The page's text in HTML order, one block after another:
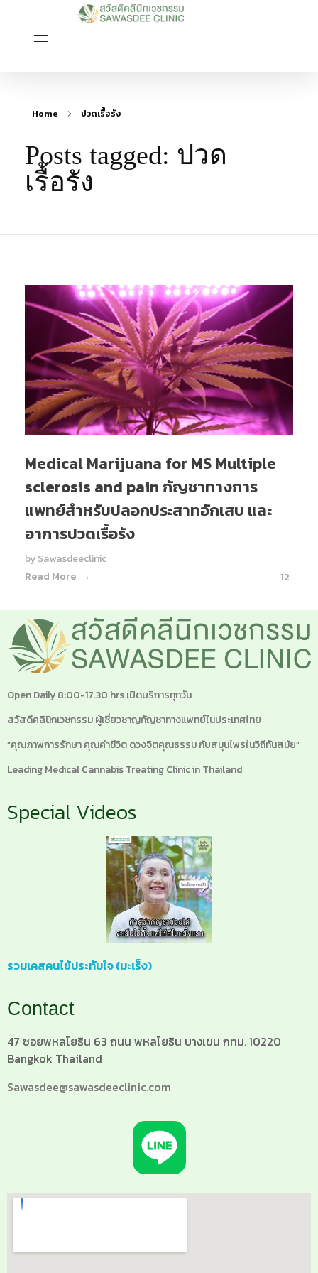
Home ปวดเรื้อรัง
Posts tagged: ปวด
เรื้อรัง
Medical Marijuana for MS Multiple
sclerosis and pain กัญชาทางการ
แพทย์สำหรับปลอกประสาทอักเสบ และ
อาการปวดเรื้อรัง
bySawasdeeclinic
Read More
12
Open Daily 8:00-17.30 hrs เปิดบริการทุกวัน
สวัสดีคลินิกเวชกรรม ผู้เชี่ยวชาญกัญชาทางแพทย์ในประเทศไทย
“คุณภาพการรักษา คุณค่าชีวิต ดวงจิตคุณธรรม กับสมุนไพรในวิถีทันสมัย”
Leading Medical Cannabis Treating Clinic in Thailand
Special Videos
รวมเคสคนไข้ประทับใจ (มะเร็ง)
Contact
47 ซอยพหลโยธิน 63 ถนน พหลโยธิน บางเขน กทม. 10220
Bangkok Thailand
Sawasdee@sawasdeeclinic.com